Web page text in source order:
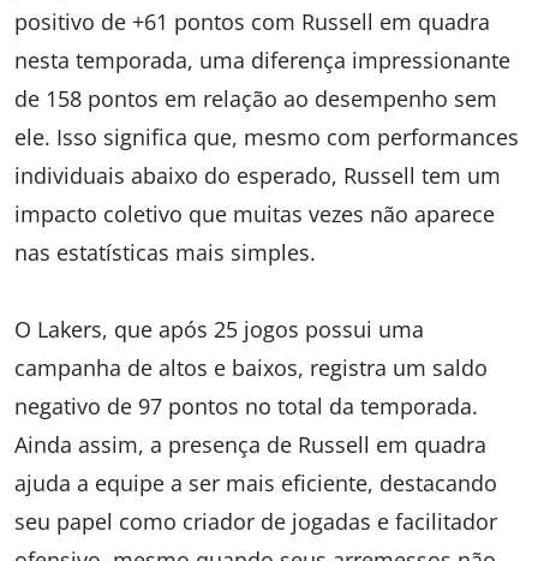
positivo de +61 pontos com Russell em quadra
nesta temporada, uma diferença impressionante
de 158 pontos em relação ao desempenho sem
ele. Isso significa que, mesmo com performances
individuais abaixo do esperado, Russell tem um
impacto coletivo que muitas vezes não aparece
nas estatísticas mais simples.
O Lakers, que após 25 jogos possui uma
campanha de altos e baixos, registra um saldo
negativo de 97 pontos no total da temporada.
Ainda assim, a presença de Russell em quadra
ajuda a equipe a ser mais eficiente, destacando
seu papel como criador de jogadas e facilitador